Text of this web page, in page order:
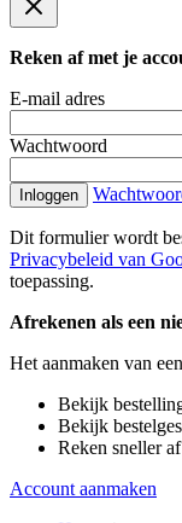
Reken af met je
E-mail adres
Wachtwoord
Inloggen
Dit formulier wordt
Privacybeleid van
toepassing.
Afrekenen als een
Het aanmaken van
Bekijk
Bekijk
Reken sneller af
Account aanmaken